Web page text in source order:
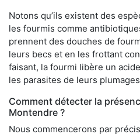
Notons qu’ils existent des
les fourmis comme
prennent des douches de
leurs becs et en les frottant
faisant, la fourmi libère un
les parasites de leurs
Comment détecter la
Montendre ?
Nous commencerons par